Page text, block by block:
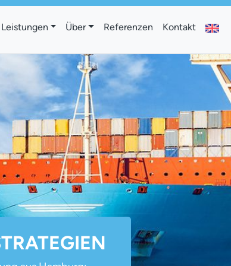
Leistungen Über Referenzen Kontakt